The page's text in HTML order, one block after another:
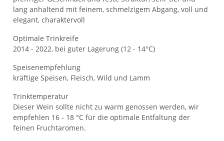
lang anhaltend mit feinem, schmelzigem Abgang, voll und
elegant, charaktervoll
Optimale Trinkreife
2014 - 2022, bei guter Lagerung (12 - 14°C)
Speisenempfehlung
kräftige Speisen, Fleisch, Wild und Lamm
Trinktemperatur
Dieser Wein sollte nicht zu warm genossen werden, wir
empfehlen 16 - 18 °C für die optimale Entfaltung der
feinen Fruchtaromen.